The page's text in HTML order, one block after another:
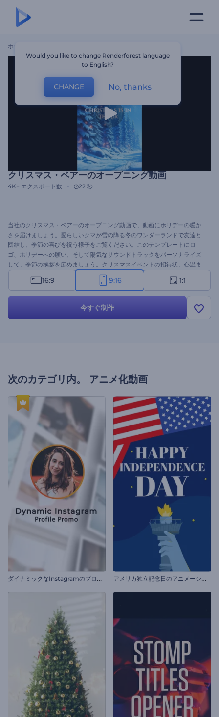
ホーム
クリスマス・ベアーのオープニング動画
4K+ エクスポート数 22 秒
当社のクリスマス・ベアーのオープニング動画で、動画にホリデーの暖か
さを届けましょう。愛らしいクマが雪の降る冬のワンダーランドで友達と
団結し、季節の喜びを祝う様子をご覧ください。このテンプレートにロ
ゴ、ホリデーへの願い、そして陽気なサウンドトラックをパーソナライズ
して、季節の挨拶を広めましょう。クリスマスイベントの招待状、心温ま
るグリーティングビデオ、ホリデーコマーシャル、お祝いのイントロなど
に最適です。今すぐ作成して、視聴者に笑顔を届けましょう！
16:9 9:16 1:1
今すぐ制作
次のカテゴリ内。 アニメ化動画
ダ
イナミックなInstagramのプロフィール用の動画 ア
メリカ独立記念日のアニメーション
Would you like to change Renderforest language
to English?
CHANGE No, thanks